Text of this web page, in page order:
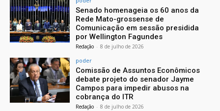
Senado homenageia os 60 anos da
Rede Mato-grossense de
Comunicação em sessão presidida
por Wellington Fagundes
Redação - 8 de julho de 2026
poder
Comissão de Assuntos Econômicos
debate projeto do senador Jayme
Campos para impedir abusos na
cobrança do ITR
Redação - 8 de julho de 2026